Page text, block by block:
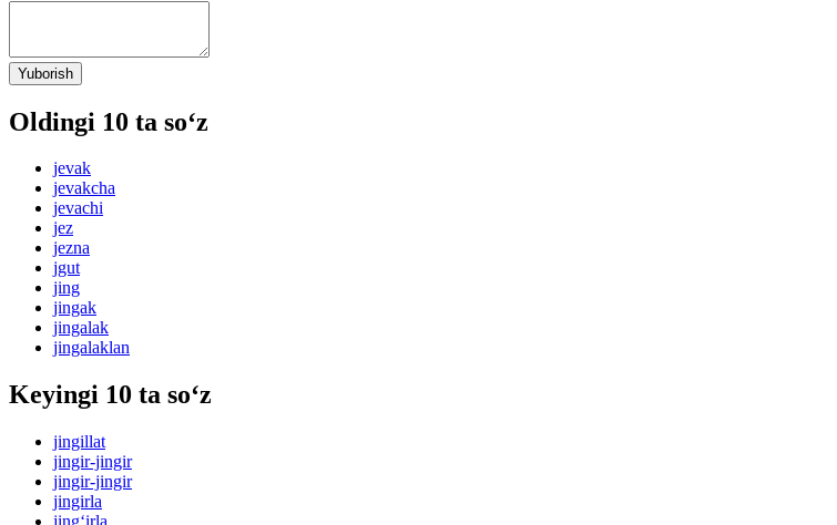
Yuborish
Oldingi 10 ta so‘z
jevak
jevakcha
jevachi
jez
jezna
jgut
jing
jingak
jingalak
jingalaklan
Keyingi 10 ta so‘z
jingillat
jingir-jingir
jingir-jingir
jingirla